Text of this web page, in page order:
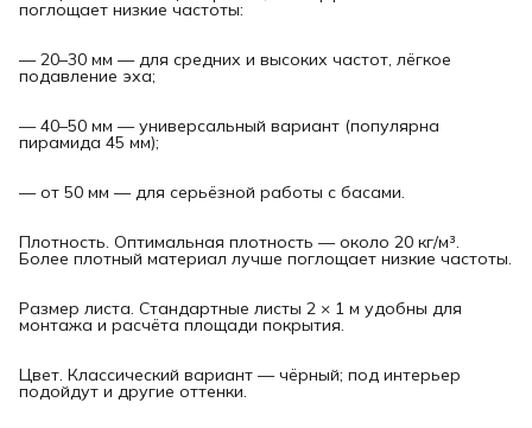
поглощает низкие частоты:
— 20–30 мм — для средних и высоких частот, лёгкое
подавление эха;
— 40–50 мм — универсальный вариант (популярна
пирамида 45 мм);
— от 50 мм — для серьёзной работы с басами.
Плотность. Оптимальная плотность — около 20 кг/м³.
Более плотный материал лучше поглощает низкие частоты.
Размер листа. Стандартные листы 2 × 1 м удобны для
монтажа и расчёта площади покрытия.
Цвет. Классический вариант — чёрный; под интерьер
подойдут и другие оттенки.